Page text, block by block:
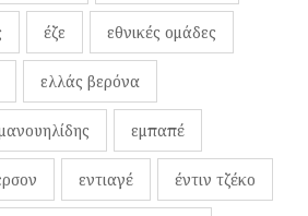
έζε εθνικές ομάδες
ελλάς βερόνα
εμπαπέ
εντιαγέ έντιν τζέκο